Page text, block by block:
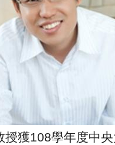
授獲108學年度中